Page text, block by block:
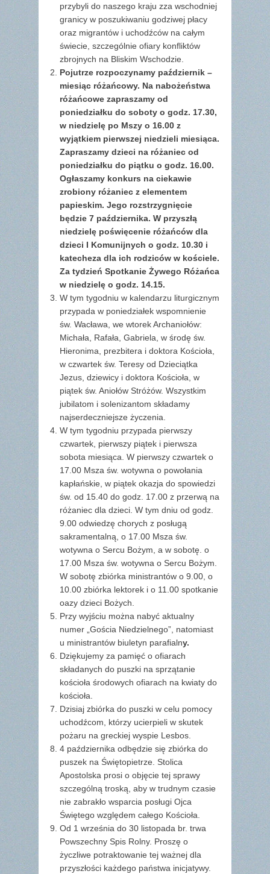
przybyli do naszego kraju zza wschodniej
granicy w poszukiwaniu godziwej płacy
oraz migrantów i uchodźców na całym
świecie, szczególnie ofiary konfliktów
zbrojnych na Bliskim Wschodzie.
Pojutrze rozpoczynamy październik –
miesiąc różańcowy. Na nabożeństwa
różańcowe zapraszamy od
poniedziałku do soboty o godz. 17.30,
w niedzielę po Mszy o 16.00 z
wyjątkiem pierwszej niedzieli miesiąca.
Zapraszamy dzieci na różaniec od
poniedziałku do piątku o godz. 16.00.
Ogłaszamy konkurs na ciekawie
zrobiony różaniec z elementem
papieskim. Jego rozstrzygnięcie
będzie 7 października. W przyszłą
niedzielę poświęcenie różańców dla
dzieci I Komunijnych o godz. 10.30 i
katecheza dla ich rodziców w kościele.
Za tydzień Spotkanie Żywego Różańca
w niedzielę o godz. 14.15.
W tym tygodniu w kalendarzu liturgicznym
przypada w poniedziałek wspomnienie
św. Wacława, we wtorek Archaniołów:
Michała, Rafała, Gabriela, w środę św.
Hieronima, prezbitera i doktora Kościoła,
w czwartek św. Teresy od Dzieciątka
Jezus, dziewicy i doktora Kościoła, w
piątek św. Aniołów Stróżów. Wszystkim
jubilatom i solenizantom składamy
najserdeczniejsze życzenia.
W tym tygodniu przypada pierwszy
czwartek, pierwszy piątek i pierwsza
sobota miesiąca. W pierwszy czwartek o
17.00 Msza św. wotywna o powołania
kapłańskie, w piątek okazja do spowiedzi
św. od 15.40 do godz. 17.00 z przerwą na
różaniec dla dzieci. W tym dniu od godz.
9.00 odwiedzę chorych z posługą
sakramentalną, o 17.00 Msza św.
wotywna o Sercu Bożym, a w sobotę. o
17.00 Msza św. wotywna o Sercu Bożym.
W sobotę zbiórka ministrantów o 9.00, o
10.00 zbiórka lektorek i o 11.00 spotkanie
oazy dzieci Bożych.
Przy wyjściu można nabyć aktualny
numer „Gościa Niedzielnego”, natomiast
u ministrantów biuletyn parafialny.
Dziękujemy za pamięć o ofiarach
składanych do puszki na sprzątanie
kościoła środowych ofiarach na kwiaty do
kościoła.
Dzisiaj zbiórka do puszki w celu pomocy
uchodźcom, którzy ucierpieli w skutek
pożaru na greckiej wyspie Lesbos.
4 października odbędzie się zbiórka do
puszek na Świętopietrze. Stolica
Apostolska prosi o objęcie tej sprawy
szczególną troską, aby w trudnym czasie
nie zabrakło wsparcia posługi Ojca
Świętego względem całego Kościoła.
Od 1 września do 30 listopada br. trwa
Powszechny Spis Rolny. Proszę o
życzliwe potraktowanie tej ważnej dla
przyszłości każdego państwa inicjatywy.